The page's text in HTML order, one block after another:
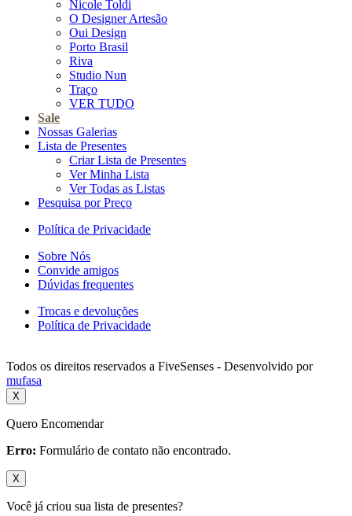
Nicole Toldi
O Designer Artesão
Oui Design
Porto Brasil
Riva
Studio Nun
Traço
VER TUDO
Sale
Nossas Galerias
Lista de Presentes
Criar Lista de Presentes
Ver Minha Lista
Ver Todas as Listas
Pesquisa por Preço
Política de Privacidade
Sobre Nós
Convide amigos
Dúvidas frequentes
Trocas e devoluções
Política de Privacidade
Todos os direitos reservados a FiveSenses - Desenvolvido por
mufasa
X
Quero Encomendar
Erro: Formulário de contato não encontrado.
X
Você já criou sua lista de presentes?